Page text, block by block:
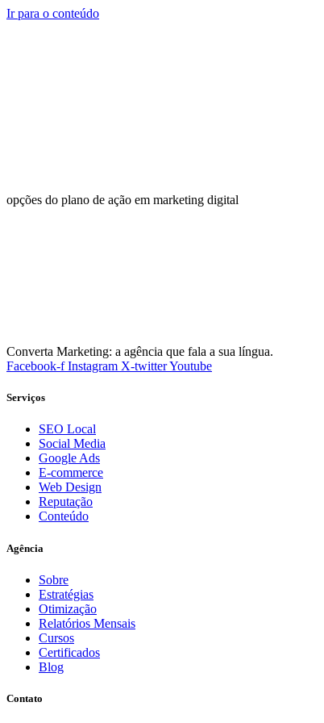
Ir para o conteúdo
opções do plano de ação em marketing digital
Converta Marketing: a agência que fala a sua língua.
Facebook-f Instagram X-twitterYoutube
Serviços
SEO Local
Social Media
Google Ads
E-commerce
Web Design
Reputação
Conteúdo
Agência
Sobre
Estratégias
Otimização
Relatórios Mensais
Cursos
Certificados
Blog
Contato